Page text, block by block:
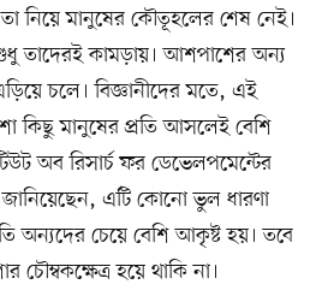
নিয়ে মানুষের কৌতূহলের শেষ নেই।
তাদেরই কামড়ায়। আশপাশের অন্য
চলে। বিজ্ঞানীদের মতে, এই
কিছু মানুষের প্রতি আসলেই বেশি
অব রিসার্চ ফর ডেভেলপমেন্টের
জানিয়েছেন, এটি কোনো ভুল ধারণা
অন্যদের চেয়ে বেশি আকৃষ্ট হয়। তবে
হয়ে থাকি না।